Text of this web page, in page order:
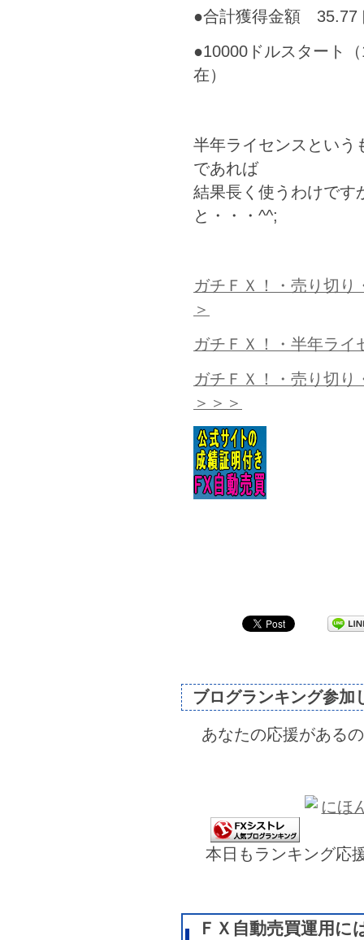
●合計獲得金
●10000ドルスター
在）
半年ライセンスという
であれば
結果長く使うわけです
と・・・^^;
ガチＦＸ！・売り切り
＞
ガチＦＸ！・半年ライ
ガチＦＸ！・売り切り
＞＞＞
ブログランキング参加
あなたの応援がある
本日もランキング応
ＦＸ自動売買運用